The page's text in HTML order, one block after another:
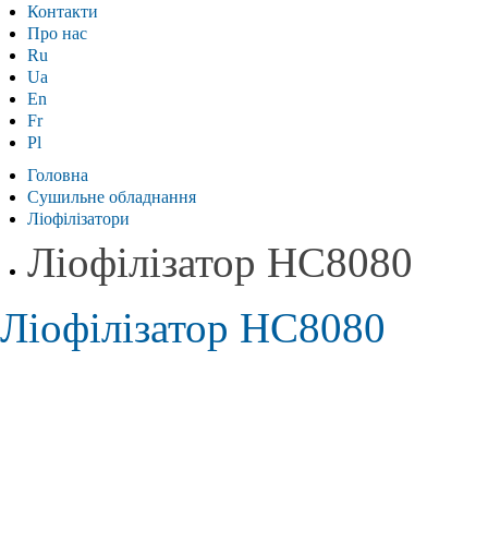
Контакти
Про нас
Ru
Ua
En
Fr
Pl
Головна
Сушильне обладнання
Ліофілізатори
Ліофілізатор HC8080
Ліофілізатор HC8080